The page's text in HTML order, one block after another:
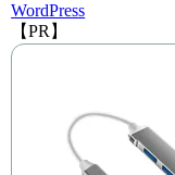
WordPress
【PR】